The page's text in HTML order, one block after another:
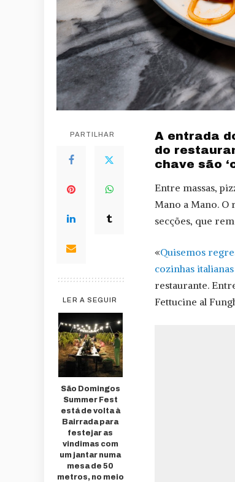
PARTILHAR
LER A SEGUIR
São Domingos
Summer Fest
está de volta à
Bairrada para
festejar as
vindimas com
um jantar numa
mesa de 50
metros, no meio
A entrada
do
chave são
Entre massas,
Mano a Mano. O
secções, que
«Quisemos
cozinhas
restaurante.
Fettucine al